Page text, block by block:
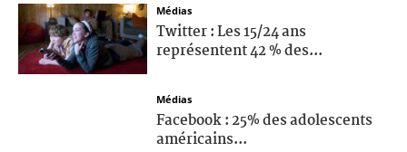
Médias
Twitter : Les 15/24 ans
représentent 42 % des...
Médias
Facebook : 25% des adolescents
américains...